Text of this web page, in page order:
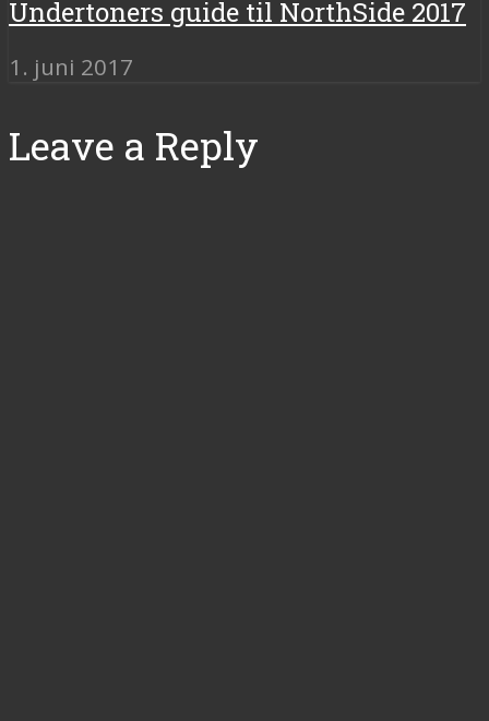
Undertoners guide til NorthSide 2017
1. juni 2017
Leave a Reply